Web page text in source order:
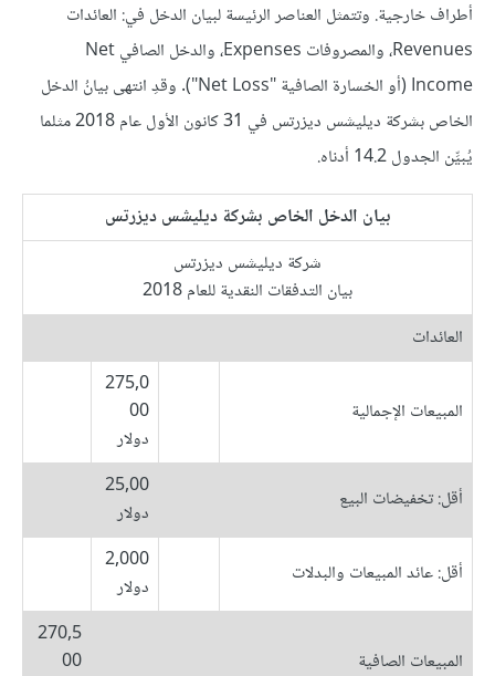
أطراف خارجية. وتتمثل العناصر الرئيسة لبيان الدخل في: العائدات
Revenues، والمصروفات Expenses، والدخل الصافي Net
Income (أو الخسارة الصافية "Net Loss"). وقدِ انتهى بيانُ الدخل
الخاص بشركة ديليشس ديزرتس في 31 كانون الأول عام 2018 مثلما
يُبيِّن الجدول 14.2 أدناه.
بيان الدخل الخاص بشركة ديليشس ديزرتس
شركة ديليشس ديزرتس
بيان التدفقات النقدية للعام 2018
العائدات
المبيعات الإجمالية
275,0
00
دولار
أقل: تخفيضات البيع
25,00
دولار
أقل: عائد المبيعات والبدلات
2,000
دولار
المبيعات الصافية
270,5
00